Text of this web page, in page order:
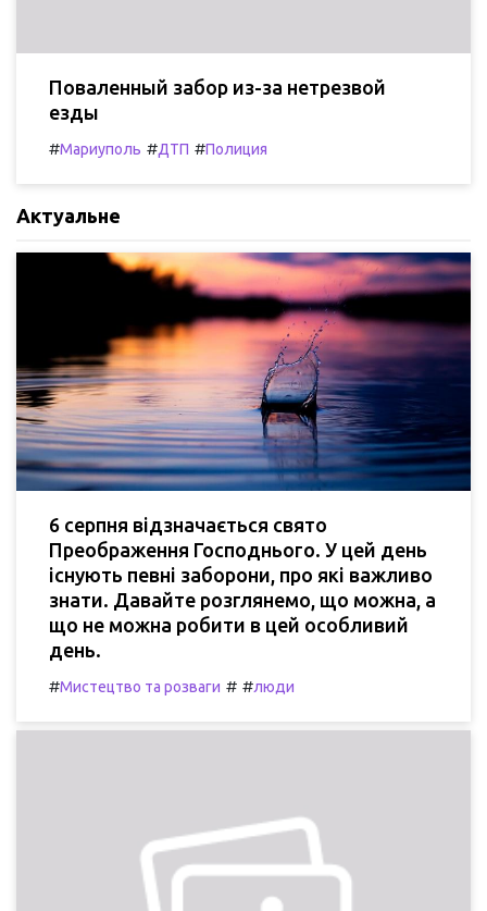
Поваленный забор из-за нетрезвой
езды
#Мариуполь #ДТП #Полиция
Актуальне
6 серпня відзначається свято
Преображення Господнього. У цей день
існують певні заборони, про які важливо
знати. Давайте розглянемо, що можна, а
що не можна робити в цей особливий
день.
#Мистецтво та розваги # #люди